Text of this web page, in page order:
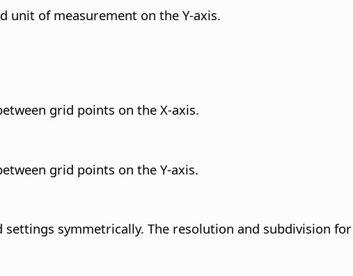
unit of measurement on the Y-axis.
grid points on the X-axis.
grid points on the Y-axis.
settings symmetrically. The resolution and subdivision